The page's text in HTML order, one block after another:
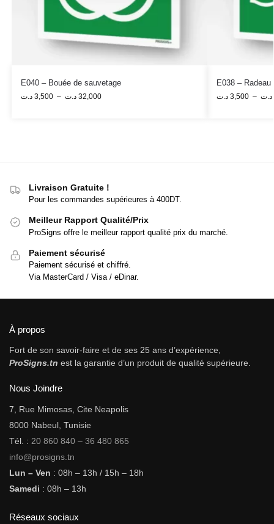
E040 – Bouée de sauvetage
3,500 د.ت – 32,000 د.ت
E038 – Radeau
3,500 د.ت – د.ت
Livraison Gratuite !
Pour les commandes supérieures à 400DT.
Meilleur Rapport Qualité/Prix
ProSigns offre le meilleur rapport qualité prix du marché.
Paiement sécurisé
Paiement sécurisé et chiffré.
Via MasterCard / Visa / eDinar.
À propos
Fort de son savoir-faire et de ses 25 ans d’expérience,
ProSigns.tn est la garantie d’un produit de qualité supérieure.
Nous Joindre
7, Rue Mimosas, Cite Neapolis
8000 Nabeul, Tunisie
Tél. : 20 860 840 – 36 480 865
info@prosigns.tn
Lun – Ven : 08h – 13h / 15h – 18h
Samedi : 08h – 13h
Réseaux sociaux